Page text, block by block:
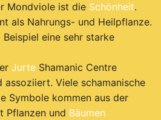
Mondviole ist die Schönheit.
als Nahrungs- und Heilpflanze.
eine sehr starke
Jurte Shamanic Centre
assoziiert. Viele schamanische
Symbole kommen aus der
Pflanzen und Bäumen